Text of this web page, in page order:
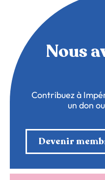
Nous
Contribuez à
un don
Devenir